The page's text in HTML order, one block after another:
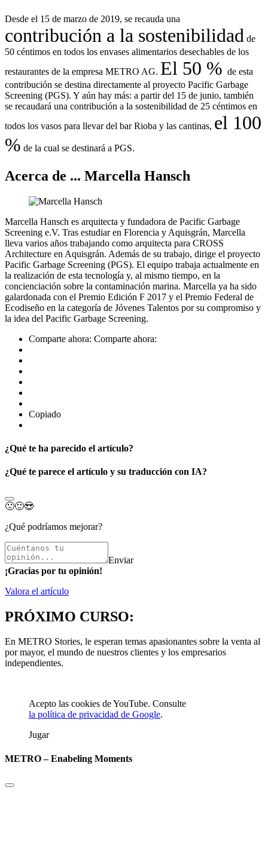
Desde el 15 de marzo de 2019, se recauda una
contribución a la sostenibilidad de
50 céntimos en todos los envases alimentarios desechables de los
restaurantes de la empresa METRO AG. El 50 % de esta
contribución se destina directamente al proyecto Pacific Garbage
Screening (PGS). Y aún hay más: a partir del 15 de junio, también
se recaudará una contribución a la sostenibilidad de 25 céntimos en
todos los vasos para llevar del bar Rioba y las cantinas, el 100
% de la cual se destinará a PGS.
Acerca de ... Marcella Hansch
Marcella Hansch es arquitecta y fundadora de Pacific Garbage
Screening e.V. Tras estudiar en Florencia y Aquisgrán, Marcella
lleva varios años trabajando como arquitecta para CROSS
Architecture en Aquisgrán. Además de su trabajo, dirige el proyecto
Pacific Garbage Screening (PGS). El equipo trabaja actualmente en
la realización de esta tecnología y, al mismo tiempo, en la
concienciación sobre la contaminación marina. Marcella ya ha sido
galardonada con el Premio Edición F 2017 y el Premio Federal de
Ecodiseño en la categoría de Jóvenes Talentos por su compromiso y
la idea del Pacific Garbage Screening.
Comparte ahora: Comparte ahora:
Copiado
¿Qué te ha parecido el artículo?
¿Qué te parece el artículo y su traducción con IA?
🙁🙂😍
¿Qué podríamos mejorar?
Enviar
¡Gracias por tu opinión!
Valora el artículo
PRÓXIMO CURSO:
En METRO Stories, le esperan temas apasionantes sobre la venta al
por mayor, el mundo de nuestros clientes y los empresarios
independientes.
Acepto las cookies de YouTube. Consulte
la política de privacidad de Google.
Jugar
METRO – Enabeling Moments